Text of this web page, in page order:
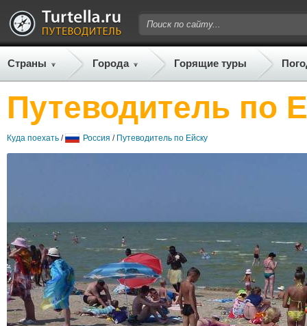
Страны Города Горящие туры
Путеводитель по
Куда поехать / Россия / Путеводитель по Ейску